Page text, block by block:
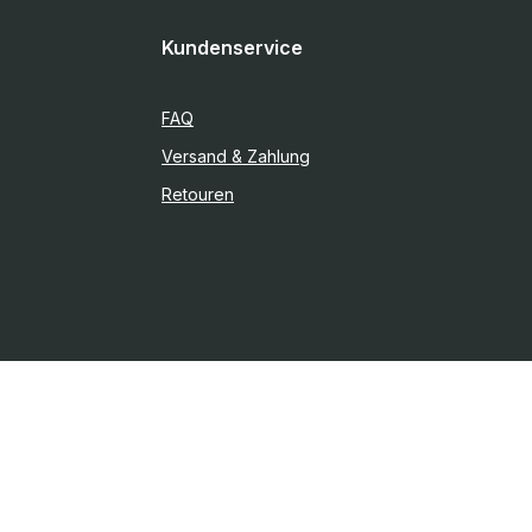
Kundenservice
FAQ
Versand & Zahlung
Retouren